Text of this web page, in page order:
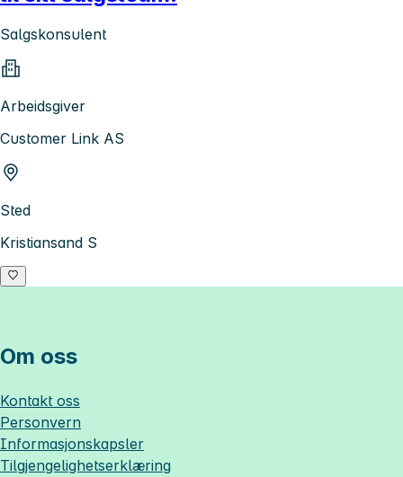
Salgskonsulent
Arbeidsgiver
Customer Link AS
Sted
Kristiansand S
Om oss
Kontakt oss
Personvern
Informasjonskapsler
Tilgjengelighetserklæring